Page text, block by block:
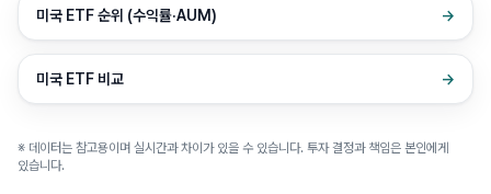
미국 ETF 순위 (수익률·AUM) →
미국 ETF 비교 →
※ 데이터는 참고용이며 실시간과 차이가 있을 수 있습니다. 투자 결정과 책임은 본인에게
있습니다.